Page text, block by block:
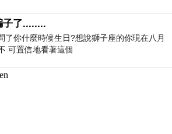
子了........
什麼時候生日?想說獅子座的你現在八月
可置信地看著這個